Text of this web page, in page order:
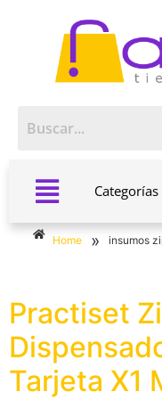
Categorías
Home » insumos
Practiset
Tarjeta X1